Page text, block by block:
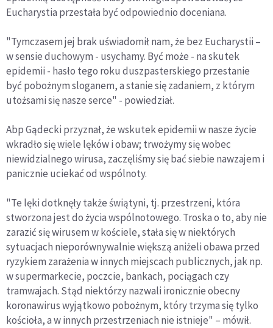
Eucharystia przestała być odpowiednio doceniana.
"Tymczasem jej brak uświadomił nam, że bez Eucharystii –
w sensie duchowym - usychamy. Być może - na skutek
epidemii - hasło tego roku duszpasterskiego przestanie
być pobożnym sloganem, a stanie się zadaniem, z którym
utożsami się nasze serce" - powiedział.
Abp Gądecki przyznał, że wskutek epidemii w nasze życie
wkradło się wiele lęków i obaw; trwożymy się wobec
niewidzialnego wirusa, zaczęliśmy się bać siebie nawzajem i
panicznie uciekać od wspólnoty.
"Te lęki dotknęły także świątyni, tj. przestrzeni, która
stworzona jest do życia wspólnotowego. Troska o to, aby nie
zarazić się wirusem w kościele, stała się w niektórych
sytuacjach nieporównywalnie większą aniżeli obawa przed
ryzykiem zarażenia w innych miejscach publicznych, jak np.
w supermarkecie, poczcie, bankach, pociągach czy
tramwajach. Stąd niektórzy nazwali ironicznie obecny
koronawirus wyjątkowo pobożnym, który trzyma się tylko
kościoła, a w innych przestrzeniach nie istnieje" – mówił.